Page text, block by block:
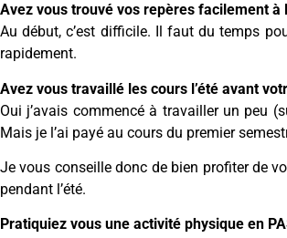
Avez vous trouvé vos repères facilement à
Au début, c’est difficile. Il faut du temps
rapidement.
Avez vous travaillé les cours l’été avant
Oui j’avais commencé à travailler un peu
Mais je l’ai payé au cours du premier
Je vous conseille donc de bien profiter de
pendant l’été.
Pratiquiez vous une activité physique en